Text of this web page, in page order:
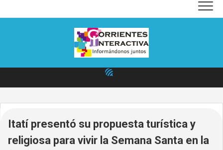
Itatí presentó su propuesta turística y
religiosa para vivir la Semana Santa en la